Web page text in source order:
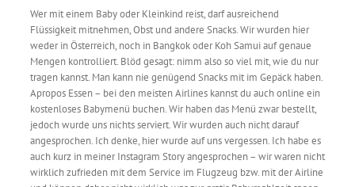
Wer mit einem Baby oder Kleinkind reist, darf ausreichend
Flüssigkeit mitnehmen, Obst und andere Snacks. Wir wurden hier
weder in Österreich, noch in Bangkok oder Koh Samui auf genaue
Mengen kontrolliert. Blöd gesagt: nimm also so viel mit, wie du nur
tragen kannst. Man kann nie genügend Snacks mit im Gepäck haben.
Apropos Essen – bei den meisten Airlines kannst du auch online ein
kostenloses Babymenü buchen. Wir haben das Menü zwar bestellt,
jedoch wurde uns nichts serviert. Wir wurden auch nicht darauf
angesprochen. Ich denke, hier wurde auf uns vergessen. Ich habe es
auch kurz in meiner Instagram Story angesprochen – wir waren nicht
wirklich zufrieden mit dem Service im Flugzeug bzw. mit der Airline